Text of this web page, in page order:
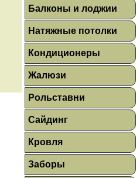
Балконы и лоджии
Натяжные потолки
Кондиционеры
Жалюзи
Рольставни
Сайдинг
Кровля
Заборы